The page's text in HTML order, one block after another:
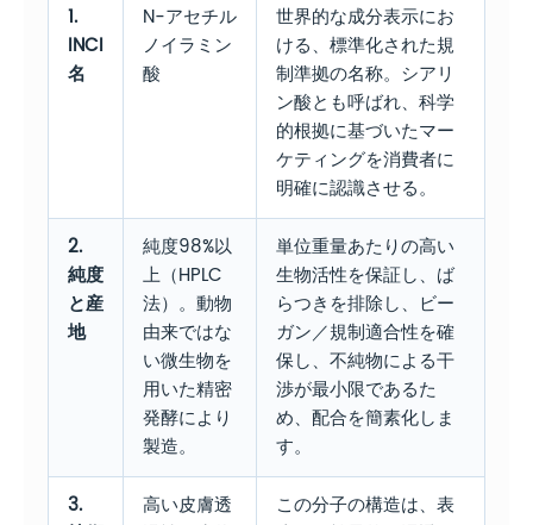
1.
INCI
名
N-アセチル
ノイラミン
酸
世界的な成分表示にお
ける、標準化された規
制準拠の名称。シアリ
ン酸とも呼ばれ、科学
的根拠に基づいたマー
ケティングを消費者に
明確に認識させる。
2.
純度
と産
地
純度98%以
上（HPLC
法）。動物
由来ではな
い微生物を
用いた精密
発酵により
製造。
単位重量あたりの高い
生物活性を保証し、ば
らつきを排除し、ビー
ガン／規制適合性を確
保し、不純物による干
渉が最小限であるた
め、配合を簡素化しま
す。
3.
高い皮膚透
この分子の構造は、表